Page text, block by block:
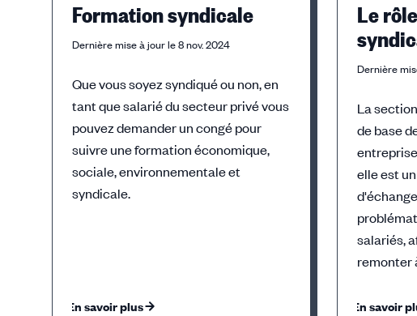
Formation syndicale
Dernière mise à jour le 8 nov. 2024
Que vous soyez syndiqué ou non, en
tant que salarié du secteur privé vous
pouvez demander un congé pour
suivre une formation économique,
sociale, environnementale et
syndicale.
En savoir plus
Le
Dernière
La
de base
elle est
salariés,
remonter
En savoir